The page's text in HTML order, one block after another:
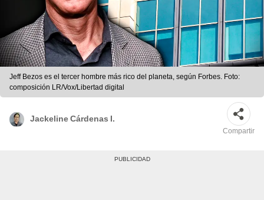
Jeff Bezos es el tercer hombre más rico del planeta, según Forbes. Foto:
composición LR/Vox/Libertad digital
Jackeline Cárdenas I.
Compartir